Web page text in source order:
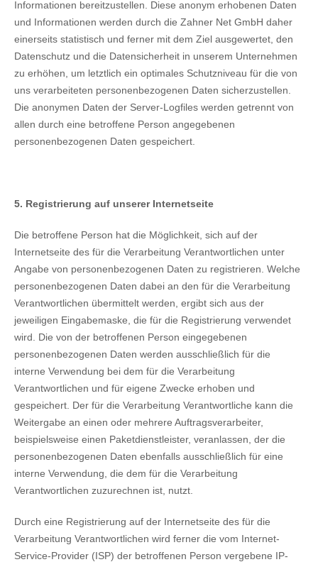
Informationen bereitzustellen. Diese anonym erhobenen Daten
und Informationen werden durch die Zahner Net GmbH daher
einerseits statistisch und ferner mit dem Ziel ausgewertet, den
Datenschutz und die Datensicherheit in unserem Unternehmen
zu erhöhen, um letztlich ein optimales Schutzniveau für die von
uns verarbeiteten personenbezogenen Daten sicherzustellen.
Die anonymen Daten der Server-Logfiles werden getrennt von
allen durch eine betroffene Person angegebenen
personenbezogenen Daten gespeichert.
5. Registrierung auf unserer Internetseite
Die betroffene Person hat die Möglichkeit, sich auf der
Internetseite des für die Verarbeitung Verantwortlichen unter
Angabe von personenbezogenen Daten zu registrieren. Welche
personenbezogenen Daten dabei an den für die Verarbeitung
Verantwortlichen übermittelt werden, ergibt sich aus der
jeweiligen Eingabemaske, die für die Registrierung verwendet
wird. Die von der betroffenen Person eingegebenen
personenbezogenen Daten werden ausschließlich für die
interne Verwendung bei dem für die Verarbeitung
Verantwortlichen und für eigene Zwecke erhoben und
gespeichert. Der für die Verarbeitung Verantwortliche kann die
Weitergabe an einen oder mehrere Auftragsverarbeiter,
beispielsweise einen Paketdienstleister, veranlassen, der die
personenbezogenen Daten ebenfalls ausschließlich für eine
interne Verwendung, die dem für die Verarbeitung
Verantwortlichen zuzurechnen ist, nutzt.
Durch eine Registrierung auf der Internetseite des für die
Verarbeitung Verantwortlichen wird ferner die vom Internet-
Service-Provider (ISP) der betroffenen Person vergebene IP-